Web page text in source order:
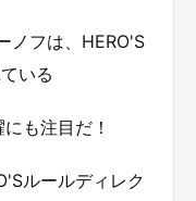
ノフは、HERO'S
いる
も注目だ！
ルールディレク